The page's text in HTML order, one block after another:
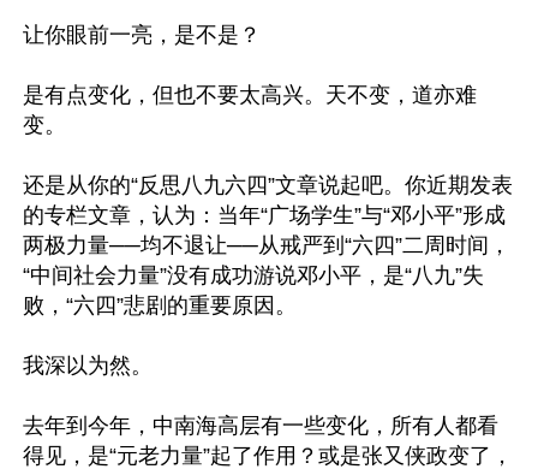
让你眼前一亮，是不是？
是有点变化，但也不要太高兴。天不变，道亦难
变。
还是从你的“反思八九六四”文章说起吧。你近期发表
的专栏文章，认为：当年“广场学生”与“邓小平”形成
两极力量──均不退让──从戒严到“六四”二周时间，
“中间社会力量”没有成功游说邓小平，是“八九”失
败，“六四”悲剧的重要原因。
我深以为然。
去年到今年，中南海高层有一些变化，所有人都看
得见，是“元老力量”起了作用？或是张又侠政变了，